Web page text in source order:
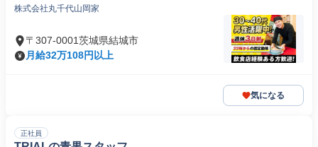
株式会社丸千代山岡家
〒307-0001茨城県結城市
月給32万108円以上
気になる
正社員